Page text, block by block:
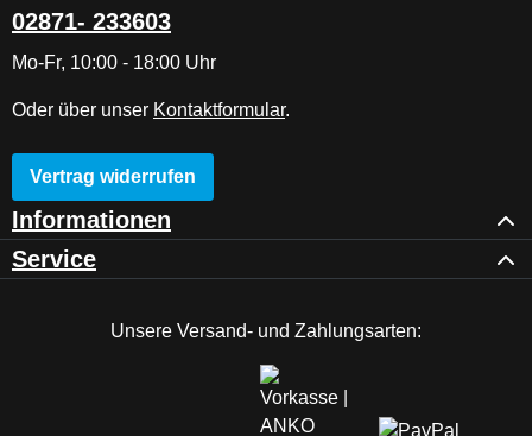
02871- 233603
Mo-Fr, 10:00 - 18:00 Uhr
Oder über unser Kontaktformular.
Vertrag widerrufen
Informationen
Service
Unsere Versand- und Zahlungsarten: